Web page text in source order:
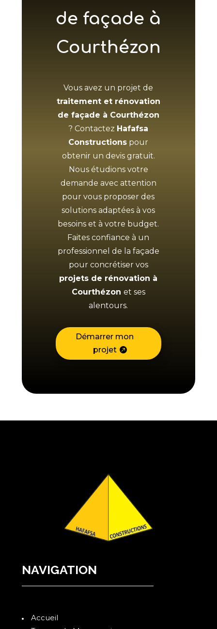
de façade à
Courthézon
Vous avez un projet de
traitement et rénovation
de façade à Courthézon
? Contactez Hafafsa
Constructions pour
obtenir un devis gratuit.
Nous étudions votre
demande avec attention
pour vous proposer des
solutions adaptées à vos
besoins et à votre budget.
Faites confiance à un
professionnel de la façade
pour concrétiser vos
projets de rénovation à
Courthézon et ses
alentours.
Démarrer mon
projet
NAVIGATION
Accueil